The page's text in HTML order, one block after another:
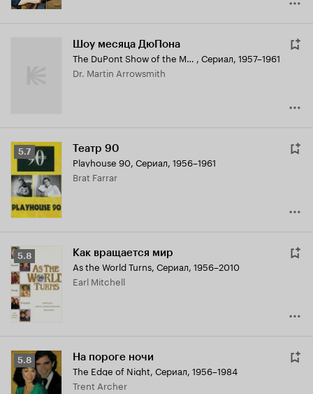
Шоу месяца ДюПона
The DuPont Show of the Month , Сериал, 1957–1961
Dr. Martin Arrowsmith
Рейтинг
Кинопоиска
5.7
5.7 Театр 90
Playhouse 90, Сериал, 1956–1961
Brat Farrar
Рейтинг
Кинопоиска
5.8
5.8 Как вращается мир
As the World Turns, Сериал, 1956–2010
Earl Mitchell
Рейтинг
Кинопоиска
5.8
5.8 На пороге ночи
The Edge of Night, Сериал, 1956–1984
Trent Archer